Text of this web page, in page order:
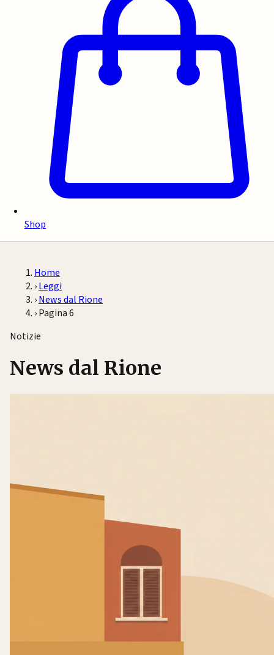
Shop
Home
›Leggi
›News dal Rione
›Pagina 6
Notizie
News dal Rione